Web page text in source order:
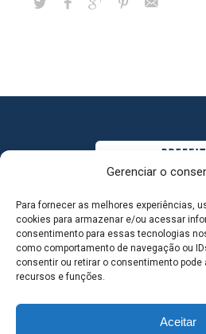
Gerenciar o
Para fornecer as melhores experiências,
cookies para armazenar e/ou acessar
consentimento para essas tecnologias
como comportamento de navegação ou
consentir ou retirar o consentimento
recursos e funções.
Aceitar
MAPA DO SITE